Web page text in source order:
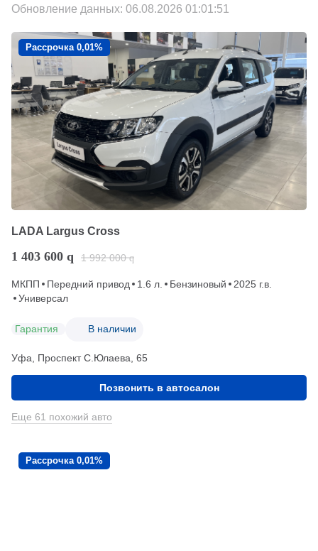
Обновление данных: 06.08.2026 01:01:51
Рассрочка 0,01%
LADA Largus Cross
1 403 600 q 1 992 000 q
МКПП Передний привод 1.6 л. Бензиновый
2025 г.в.
Универсал
Гарантия В наличии
Уфа, Проспект С.Юлаева, 65
Позвонить в автосалон
Еще 61 похожий авто
Рассрочка 0,01%